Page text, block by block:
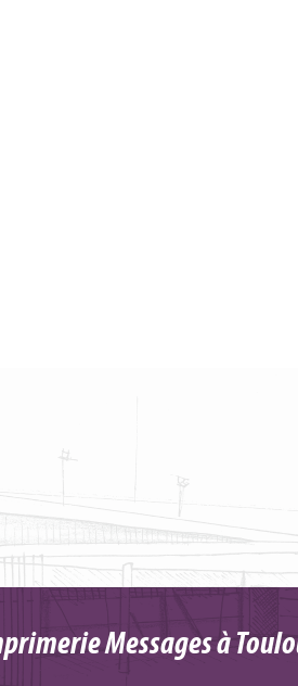
Messages à